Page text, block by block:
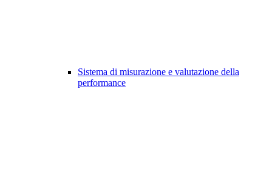
Sistema di misurazione e valutazione della
performance